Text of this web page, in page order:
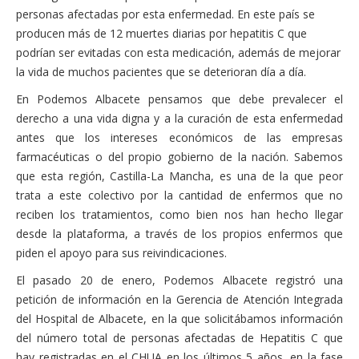
personas afectadas por esta enfermedad. En este país se
producen más de 12 muertes diarias por hepatitis C que
podrían ser evitadas con esta medicación, además de mejorar
la vida de muchos pacientes que se deterioran día a día.
En Podemos Albacete pensamos que debe prevalecer el
derecho a una vida digna y a la curación de esta enfermedad
antes que los intereses económicos de las empresas
farmacéuticas o del propio gobierno de la nación. Sabemos
que esta región, Castilla-La Mancha, es una de la que peor
trata a este colectivo por la cantidad de enfermos que no
reciben los tratamientos, como bien nos han hecho llegar
desde la plataforma, a través de los propios enfermos que
piden el apoyo para sus reivindicaciones.
El pasado 20 de enero, Podemos Albacete registró una
petición de información en la Gerencia de Atención Integrada
del Hospital de Albacete, en la que solicitábamos información
del número total de personas afectadas de Hepatitis C que